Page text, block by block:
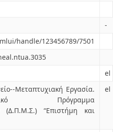
-
handle/123456789/7501
el
Μεταπτυχιακή Εργασία.
Πρόγραμμα
(Δ.Π.Μ.Σ.) “Επιστήμη και
el